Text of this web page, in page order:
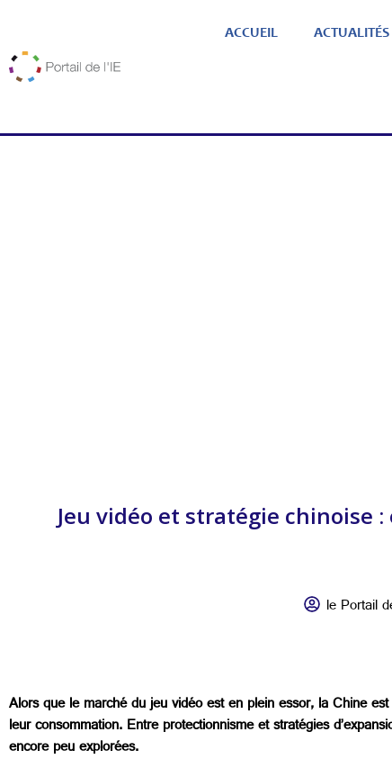
ACCUEIL ACTUALITÉS
Jeu vidéo et stratégie chinoise
le Portail
Alors que le marché du jeu vidéo est en plein essor, la Chine
leur consommation. Entre protectionnisme et stratégies
encore peu explorées.